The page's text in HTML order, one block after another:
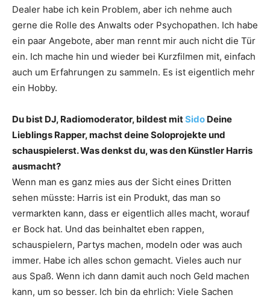
Dealer habe ich kein Problem, aber ich nehme auch
gerne die Rolle des Anwalts oder Psychopathen. Ich habe
ein paar Angebote, aber man rennt mir auch nicht die Tür
ein. Ich mache hin und wieder bei Kurzfilmen mit, einfach
auch um Erfahrungen zu sammeln. Es ist eigentlich mehr
ein Hobby.
Du bist DJ, Radiomoderator, bildest mitSido Deine
Lieblings Rapper, machst deine ­Soloprojekte und
schauspielerst. Was denkst du, was den Künstler Harris
ausmacht?
Wenn man es ganz mies aus der Sicht eines Dritten
sehen müsste: Harris ist ein Produkt, das man so
vermarkten kann, dass er eigentlich alles macht, worauf
er Bock hat. Und das beinhaltet eben rappen,
schauspielern, Partys machen, modeln oder was auch
immer. Habe ich alles schon gemacht. Vieles auch nur
aus Spaß. Wenn ich dann damit auch noch Geld machen
kann, um so besser. Ich bin da ehrlich: Viele Sachen